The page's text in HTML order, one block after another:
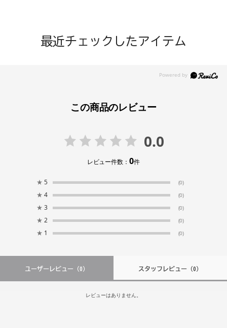
最近チェックしたアイテム
この商品のレビュー
0.0
レビュー件数：0件
★ 5 (0)
★ 4 (0)
★ 3 (0)
★ 2 (0)
★ 1 (0)
ユーザーレビュー （0） スタッフレビュー（0）
レビューはありません。